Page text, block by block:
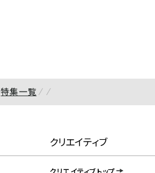
特集一覧
クリエイティブ
クリエイティブトップ